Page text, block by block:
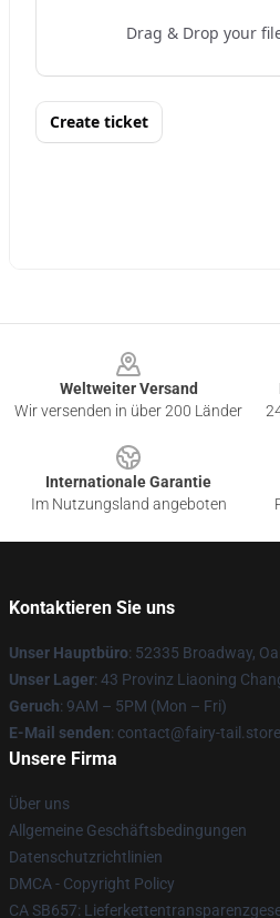
Weltweiter Versand
Wir versenden in über 200 Länder
Internationale Garantie
Im Nutzungsland angeboten
Kontaktieren Sie uns
Unser Hauptbüro: 52335 Broadway,
Unser Lager: 43 Provinz Liaoning
Geruch: 9AM – 5PM (Mon – Fri)
E-Mail senden: contact@fairy-tail.store
Unsere Firma
Über uns
Allgemeine Geschäftsbedingungen
Datenschutzrichtlinien
DMCA - Copyright Policy
CA SB657: